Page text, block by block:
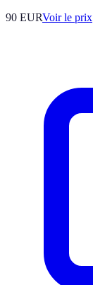
90 EURVoir le prix